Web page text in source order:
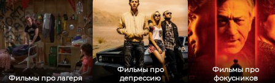
Фильмы про лагеря
Фильмы про
депрессию
Фильмы про
фокусников